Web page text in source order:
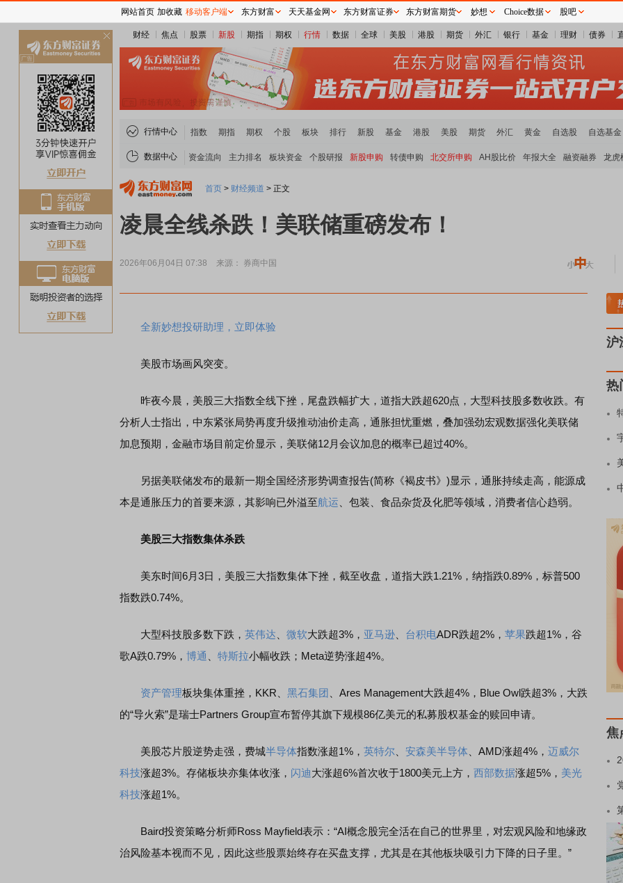
财经 焦点 股票 新股 期指 期权 行情 数据 全球 美股 港股 期货 外汇 银行 基金 理财 债券
行情中心 指数 期指 期权 个股 板块 排行 新股 基金 港股 美股 期货 外汇 黄金 自选股 自选基金
数据中心 资金流向 主力排名 板块资金 个股研报 新股申购 转债申购 北交所申购 AH股比价 年报大全 融资融券 龙虎
首页 > 财经频道 > 正文
凌晨全线杀跌！美联储重磅发布！
2026年06月04日 07:38 来源： 券商中国
全新妙想投研助理，立即体验
美股市场画风突变。
昨夜今晨，美股三大指数全线下挫，尾盘跌幅扩大，道指大跌超620点，大型科技股多数收跌。有
分析人士指出，中东紧张局势再度升级推动油价走高，通胀担忧重燃，叠加强劲宏观数据强化美联储
加息预期，金融市场目前定价显示，美联储12月会议加息的概率已超过40%。
另据美联储发布的最新一期全国经济形势调查报告(简称《褐皮书》)显示，通胀持续走高，能源成
本是通胀压力的首要来源，其影响已外溢至航运 、包装、食品杂货及化肥等领域，消费者信心趋弱。
美股三大指数集体杀跌
美东时间6月3日，美股三大指数集体下挫，截至收盘，道指大跌1.21%，纳指跌0.89%，标普500
指数跌0.74%。
大型科技股多数下跌， 英伟达 微软大跌超3%， 亚马逊 台积电ADR跌超2%， 苹果跌超1%，谷
歌A跌0.79%， 博通 特斯拉小幅收跌；Meta逆势涨超4%。
资产管理板块集体重挫，KKR、 黑石集团
、Ares Management大跌超4%，Blue Owl跌超3%，大跌
的“导火索”是瑞士Partners Group宣布暂停其旗下规模86亿美元的私募股权基金的赎回申请。
美股芯片股逆势走强，费城半导体指数涨超1%， 英特尔 安森美半导体 、AMD涨超4%， 迈威尔
科技涨超3%。存储板块亦集体收涨， 闪迪大涨超6%首次收于1800美元上方， 西部数据涨超5%， 美光
科技涨超1%。
Baird投资策略分析师Ross Mayfield表示：“AI概念股完全活在自己的世界里，对宏观风险和地缘政
治风险基本视而不见，因此这些股票始终存在买盘支撑，尤其是在其他板块吸引力下降的日子里。”
A股估值分析全
沪
热
焦
网站首页 加收藏 移动客户端 东方财富 天天基金网 东方财富证券 东方财富期货 妙想 Choice数据 股吧
关